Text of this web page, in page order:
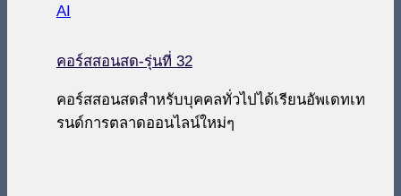
คอร์สสอนสด-รุ่นที่ 32
คอร์สสอนสดสำหรับบุคคลทั่วไปได้เรียนอัพเดทเท
รนด์การตลาดออนไลน์ใหม่ๆ